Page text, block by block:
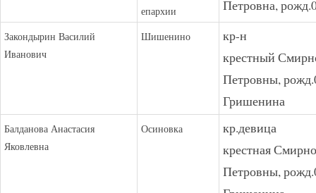
епархии Петровна,
Закондырин Василий
Иванович
Шишенино
кр-н
крестный
Петровны,
Гришенина
Балданова Анастасия
Яковлевна
Осиновка
кр.девица
крестная
Петровны,